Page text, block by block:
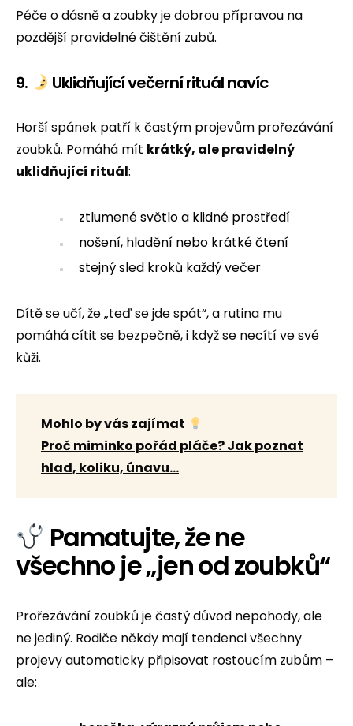
Péče o dásně a zoubky je dobrou přípravou na
pozdější pravidelné čištění zubů.
9. Uklidňující večerní rituál navíc
Horší spánek patří k častým projevům prořezávání
zoubků. Pomáhá mít krátký, ale pravidelný
uklidňující rituál:
ztlumené světlo a klidné prostředí
nošení, hladění nebo krátké čtení
stejný sled kroků každý večer
Dítě se učí, že „teď se jde spát“, a rutina mu
pomáhá cítit se bezpečně, i když se necítí ve své
kůži.
Mohlo by vás zajímat
Proč miminko pořád pláče? Jak poznat
hlad, koliku, únavu…
Pamatujte, že ne
všechno je „jen od zoubků“
Prořezávání zoubků je častý důvod nepohody, ale
ne jediný. Rodiče někdy mají tendenci všechny
projevy automaticky připisovat rostoucím zubům –
ale: